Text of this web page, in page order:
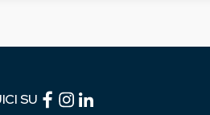
SU Facebook (link esterno)
Instagram (link esterno)